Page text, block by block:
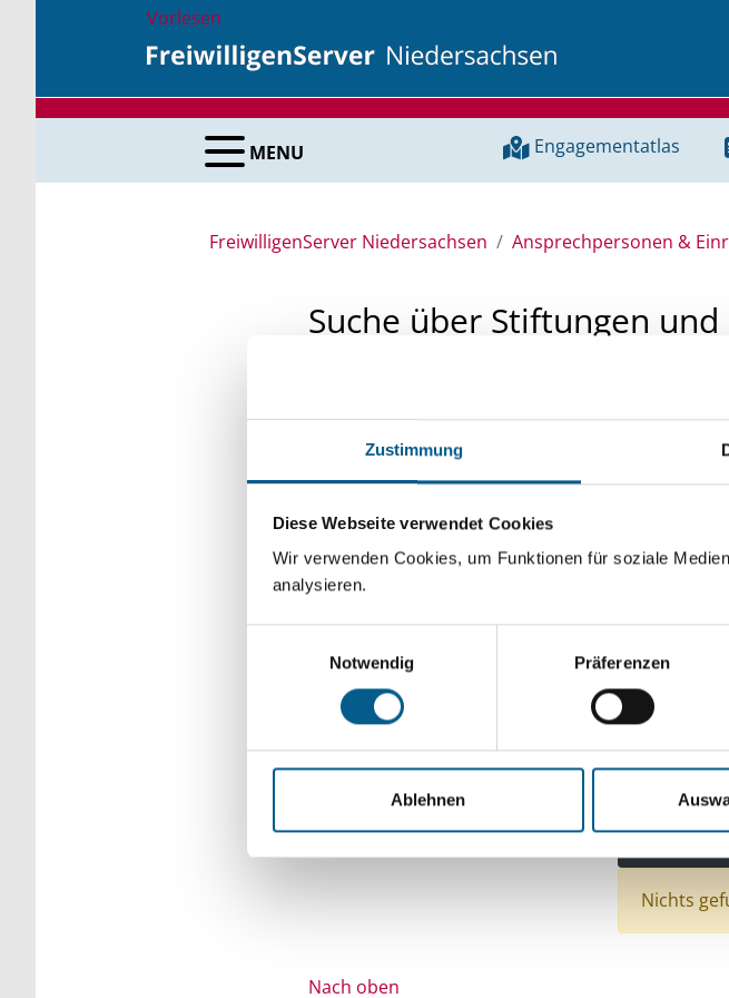
Zustimmung
Diese Webseite verwendet Cookies
Wir verwenden Cookies, um Funktionen für soziale
analysieren.
Notwendig
Präferenzen
Ablehnen
Vorlesen
MENU Engagementatlas
FreiwilligenServer Niedersachsen Ansprechpersonen &
Suche über Stiftungen
Sie suchen finanzielle Unterstützung für ein
unsere Fördermitteldatenbank und
Kleinschreibung beachten.
Bitte Suchbegriff eingeben. Ergebnisse können
verfeinert werden.
Aktive Filter:
Themen:
Themen:
Nichts
Nach oben